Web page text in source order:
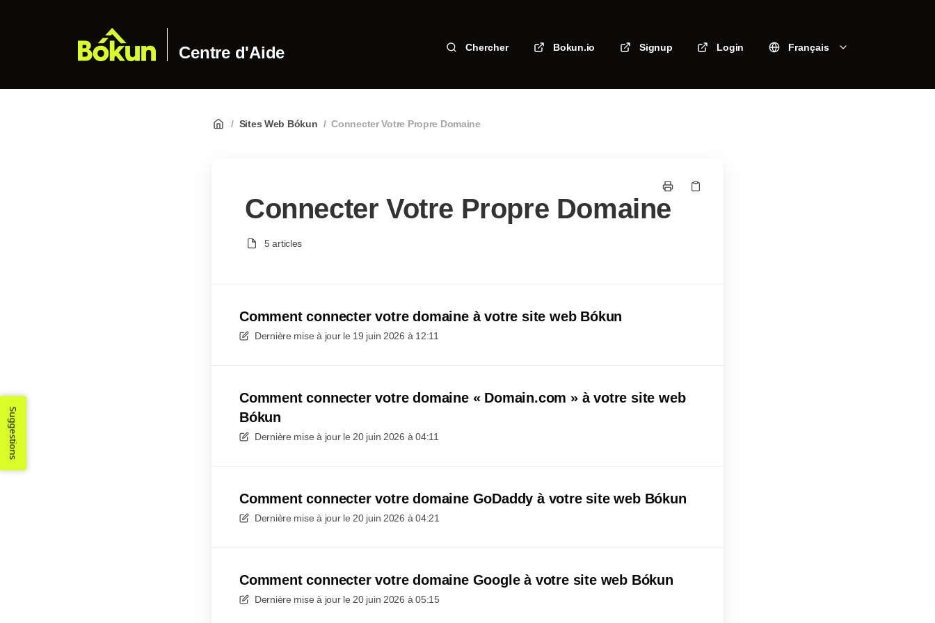
Centre d'Aide Chercher Bokun.io Signup Login Français
/ Sites Web Bókun / Connecter Votre Propre Domaine
Connecter Votre Propre Domaine
5 articles
Comment connecter votre domaine à votre site web Bókun
Dernière mise à jour le 19 juin 2026 à 12:11
Comment connecter votre domaine « Domain.com » à votre site web
Bókun
Dernière mise à jour le 20 juin 2026 à 04:11
Comment connecter votre domaine GoDaddy à votre site web Bókun
Dernière mise à jour le 20 juin 2026 à 04:21
Comment connecter votre domaine Google à votre site web Bókun
Dernière mise à jour le 20 juin 2026 à 05:15
Suggestions